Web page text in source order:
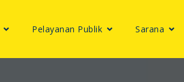
Pelayanan Publik Sarana